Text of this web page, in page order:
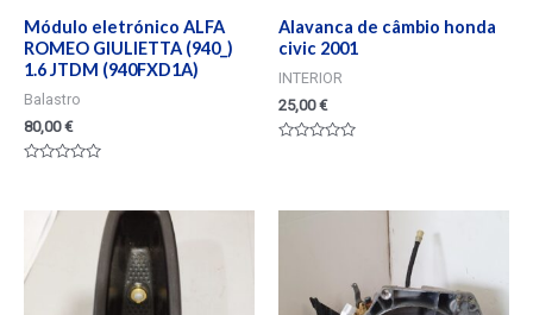
Módulo eletrónico ALFA
ROMEO GIULIETTA (940_)
1.6 JTDM (940FXD1A)
Balastro
80,00€
Alavanca de câmbio honda
civic 2001
INTERIOR
25,00€
5